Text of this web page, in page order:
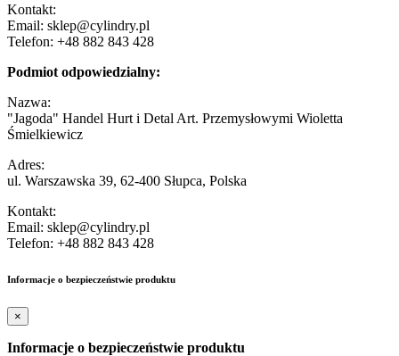
Kontakt:
Email: sklep@cylindry.pl
Telefon: +48 882 843 428
Podmiot odpowiedzialny:
Nazwa:
"Jagoda" Handel Hurt i Detal Art. Przemysłowymi Wioletta
Śmielkiewicz
Adres:
ul. Warszawska 39, 62-400 Słupca, Polska
Kontakt:
Email: sklep@cylindry.pl
Telefon: +48 882 843 428
Informacje o bezpieczeństwie produktu
×
Informacje o bezpieczeństwie produktu